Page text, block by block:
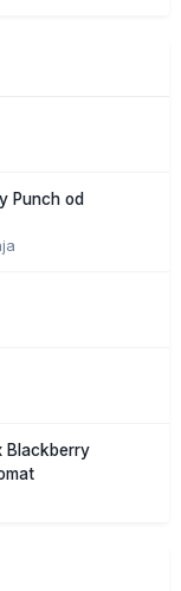
Punch od
Blackberry